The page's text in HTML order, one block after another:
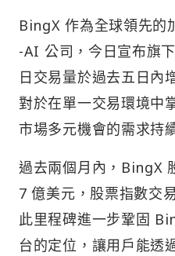
BingX 作為全球領先的
-AI 公司，今日宣布旗下
日交易量於過去五日內
對於在單一交易環境中
市場多元機會的需求持
過去兩個月內，BingX
7 億美元，股票指數交
此里程碑進一步鞏固
台的定位，讓用戶能透